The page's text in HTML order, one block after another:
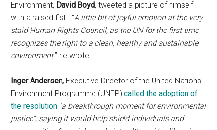
Environment, David Boyd, tweeted a picture of himself
with a raised fist. “A little bit of joyful emotion at the very
staid Human Rights Council, as the UN for the first time
recognizes the right to a clean, healthy and sustainable
environment!” he wrote.
Inger Andersen, Executive Director of the United Nations
Environment Programme (UNEP)called the adoption of
the resolution “a breakthrough moment for environmental
justice”, saying it would help shield individuals and